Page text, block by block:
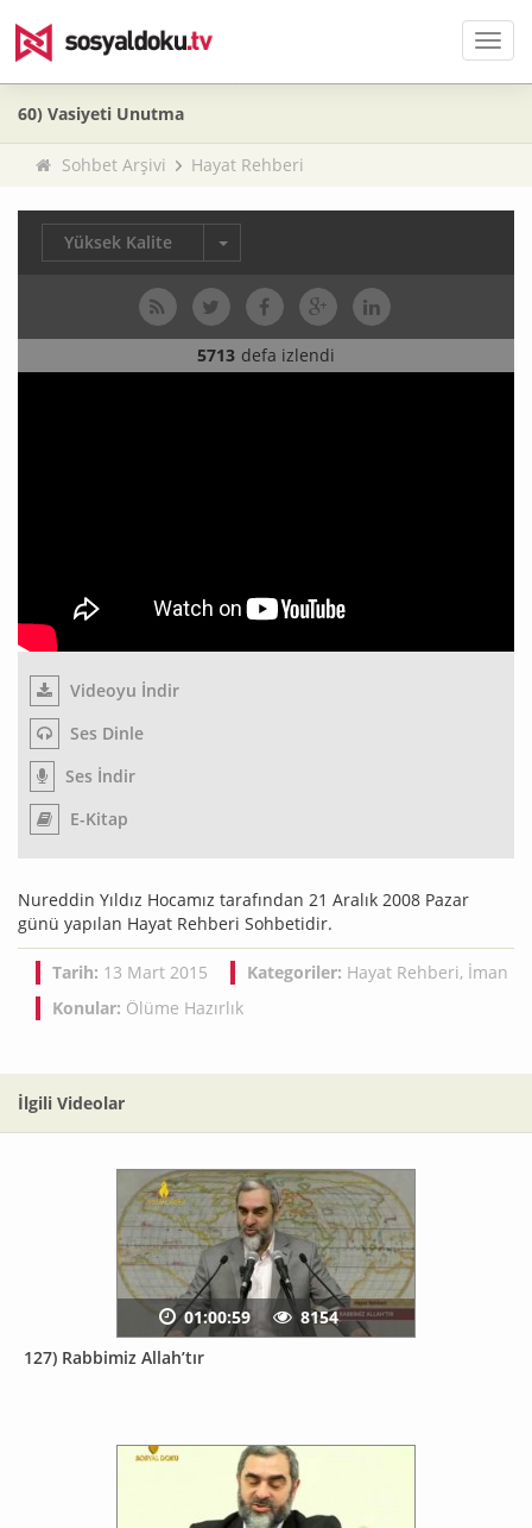
Menü
60) Vasiyeti Unutma
Sohbet Arşivi Hayat Rehberi
Yüksek Kalite
5713 defa izlendi
Videoyu İndir
Ses Dinle
Ses İndir
E-Kitap
Nureddin Yıldız Hocamız tarafından 21 Aralık 2008 Pazar
günü yapılan Hayat Rehberi Sohbetidir.
Tarih: 13 Mart 2015 Kategoriler: Hayat Rehberi, İman
Konular: Ölüme Hazırlık
İlgili Videolar
127) Rabbimiz Allah’tır
01:00:59 8154